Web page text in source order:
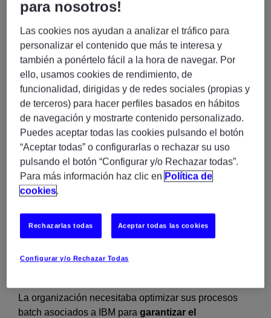
El resultado: más eficiencia, más control y mayor
capacidad para cumplir ANS extremadamente
exigentes.
El contexto: cuando los procesos batch marcan el
ritmo del negocio
Las empresas de servicios de pago dependen de
procesos batch para ejecutar operaciones críticas:
conciliaciones, liquidaciones, reporting y
procesamiento de grandes volúmenes de datos.
El problema aparece cuando:
Los tiempos de ejecución se alargan
Los costes de procesamiento aumentan
La organización necesitaba optimizar sus procesos
batch asociados a IBM para garantizar el
para nosotros!
Las cookies nos ayudan a analizar el tráfico para
personalizar el contenido que más te interesa y
también a ponértelo fácil a la hora de navegar. Por
ello, usamos cookies de rendimiento, de
funcionalidad, dirigidas y de redes sociales (propias y
de terceros) para hacer perfiles basados en hábitos
de navegación y mostrarte contenido personalizado.
Puedes aceptar todas las cookies pulsando el botón
“Aceptar todas” o configurarlas o rechazar su uso
pulsando el botón “Configurar y/o Rechazar todas”.
Para más información haz clic en Política de
cookies.
Configurar y/o Rechazar Todas
Rechazarlas todas Aceptar todas las cookies